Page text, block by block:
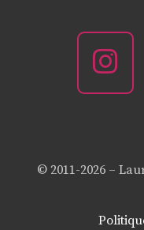
© 2011-2026 –